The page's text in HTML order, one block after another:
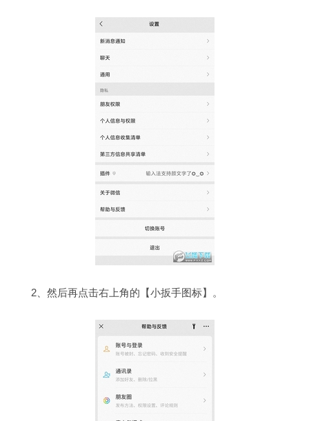
2、然后再点击右上角的【小扳手图标】。